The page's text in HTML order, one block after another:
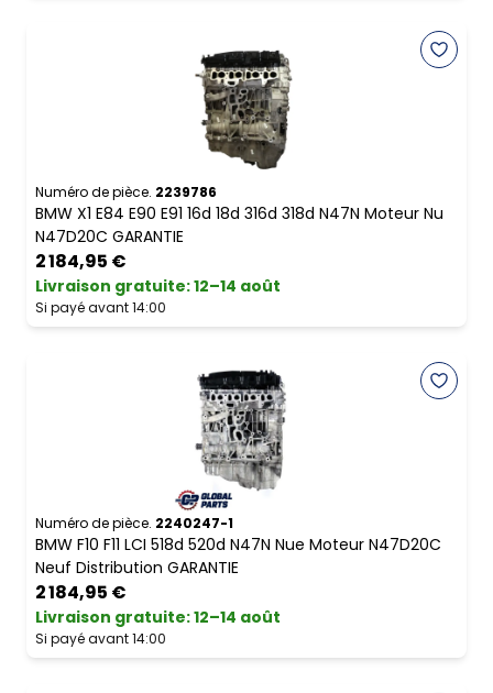
Numéro de pièce. 2239786
BMW X1 E84 E90 E91 16d 18d 316d 318d N47N Moteur Nu
N47D20C GARANTIE
2 184,95 €
Livraison gratuite:12–14 août
Si payé avant 14:00
Numéro de pièce. 2240247-1
BMW F10 F11 LCI 518d 520d N47N Nue Moteur N47D20C
Neuf Distribution GARANTIE
2 184,95 €
Livraison gratuite:12–14 août
Si payé avant 14:00